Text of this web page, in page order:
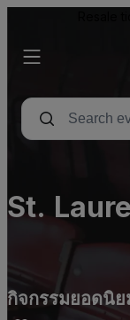
St.
กิจกรรมยอดนิ